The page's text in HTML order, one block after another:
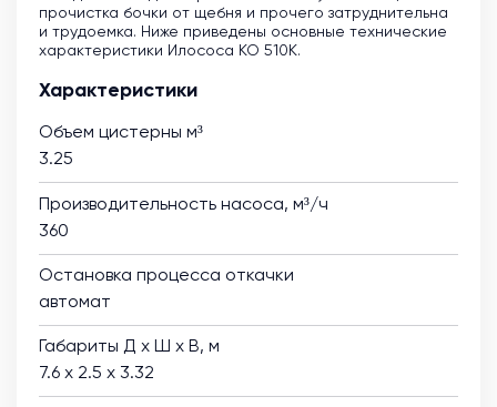
прочистка бочки от щебня и прочего затруднительна
и трудоемка. Ниже приведены основные технические
характеристики Илососа КО 510К.
Характеристики
Объем цистерны м³
3.25
Производительность насоса, м³/ч
360
Остановка процесса откачки
автомат
Габариты Д х Ш х В, м
7.6 х 2.5 х 3.32